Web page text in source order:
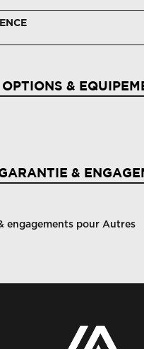
OPTIONS &
&
engagements pour Autres